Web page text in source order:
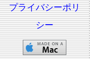
プライバシーポリ
シー